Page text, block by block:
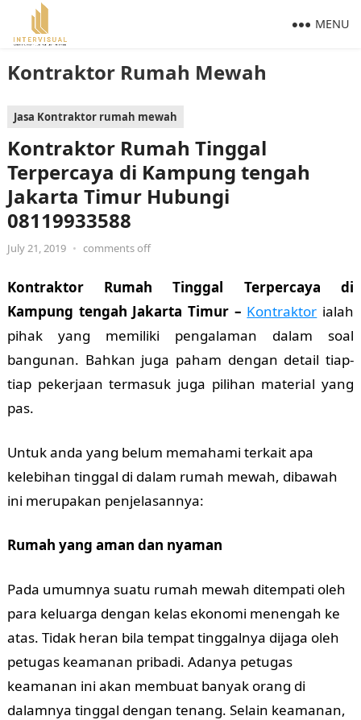
Kontraktor Rumah Mewah
MENU
Jasa Kontraktor rumah mewah
Kontraktor Rumah Tinggal
Terpercaya di Kampung tengah
Jakarta Timur Hubungi
08119933588
July 21, 2019 • comments off
Kontraktor Rumah Tinggal Terpercaya di
Kampung tengah Jakarta Timur – Kontraktor ialah
pihak yang memiliki pengalaman dalam soal
bangunan. Bahkan juga paham dengan detail tiap-
tiap pekerjaan termasuk juga pilihan material yang
pas.
Untuk anda yang belum memahami terkait apa
kelebihan tinggal di dalam rumah mewah, dibawah
ini merupakan penjelasannya:
Rumah yang aman dan nyaman
Pada umumnya suatu rumah mewah ditempati oleh
para keluarga dengan kelas ekonomi menengah ke
atas. Tidak heran bila tempat tinggalnya dijaga oleh
petugas keamanan pribadi. Adanya petugas
keamanan ini akan membuat banyak orang di
dalamnya tinggal dengan tenang. Selain keamanan,